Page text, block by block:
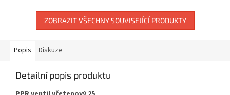
ZOBRAZIT VŠECHNY SOUVISEJÍCÍ PRODUKTY
Popis Diskuze
Detailní popis produktu